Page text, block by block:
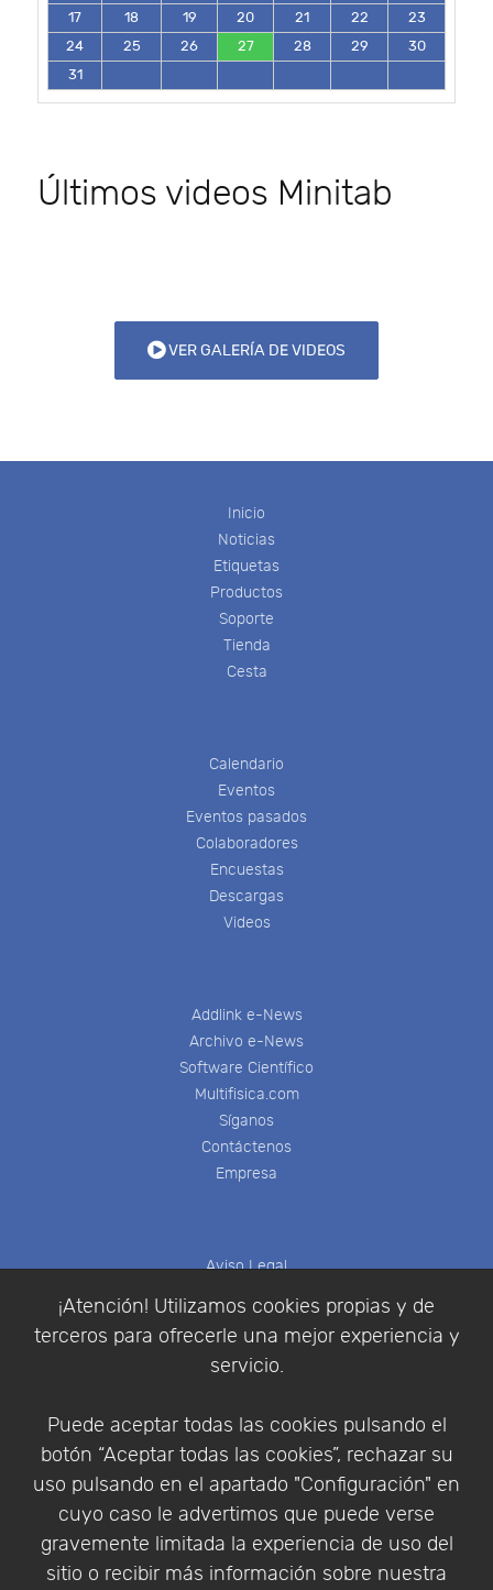
¡Atención! Utilizamos cookies propias y de
terceros para ofrecerle una mejor experiencia y
servicio.
Puede aceptar todas las cookies pulsando el
botón “Aceptar todas las cookies”, rechazar su
uso pulsando en el apartado "Configuración" en
cuyo caso le advertimos que puede verse
gravemente limitada la experiencia de uso del
sitio o recibir más información sobre nuestra
17
18 19 20 21 22
23
24
25 26 27 28 29
30
31
Últimos videos Minitab
VER GALERÍA DE VIDEOS
Inicio
Noticias
Etiquetas
Productos
Soporte
Tienda
Cesta
Calendario
Eventos
Eventos pasados
Colaboradores
Encuestas
Descargas
Videos
Addlink e-News
Archivo e-News
Software Científico
Multifisica.com
Síganos
Contáctenos
Empresa
Aviso Legal
Política de Privacidad
Condiciones de compra
Identificarse
Empresa|Aviso Legal| Política de Privacidad |
Política de Cookies